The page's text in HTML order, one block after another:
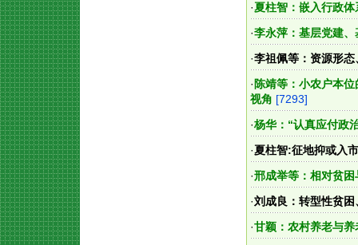
·夏柱智：嵌入行政
·李永萍：基层党建
·李祖佩等：资源形
· 陈靖等：小农户本
视角 [7293]
·杨华：“认真应付政
·夏柱智:征地抑或入
·邢成举等：相对贫
·刘成良：转型性贫
·甘颖：农村养老与